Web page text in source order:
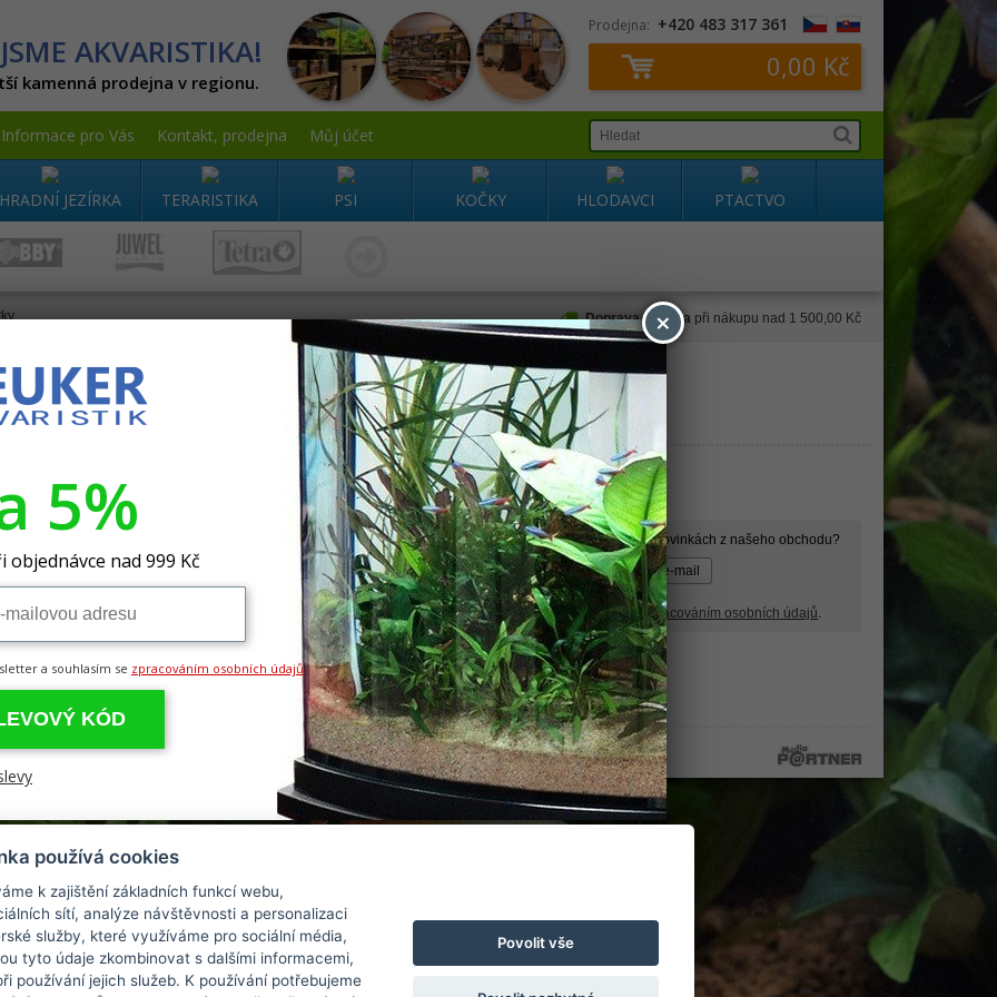
AKVARISTIKA!
kamenná prodejna v regionu.
Prodejna: +420 483 317 361
0,00 Kč
Informace pro Vás Kontakt, prodejna Můj účet
JEZÍRKA TERARISTIKA PSI KOČKY HLODAVCI PTACTVO
Doprava zdarma při nákupu nad 1 500,00 Kč
prodejna
a platba
Obchodní podmínky
Obchodní podmínky
Ochrana osobních údajů
Odstoupení od kupní smlouvy
Newsletter
Chcete dostávat informace o slevách, akcích a novinkách z našeho obchodu?
Chci dostávat newsletter a souhlasím sezpracováním osobních údajů.
×
5%
objednávce nad 999 Kč
a souhlasím se zpracováním osobních údajů
KÓD
používá cookies
k zajištění základních funkcí webu,
sítí, analýze návštěvnosti a personalizaci
služby, které využíváme pro sociální média,
tyto údaje zkombinovat s dalšími informacemi,
používání jejich služeb. K používání potřebujeme
Povolit vše